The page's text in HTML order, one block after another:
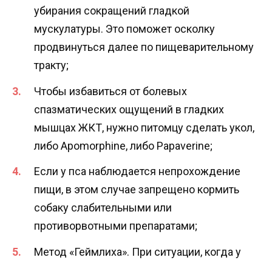
убирания сокращений гладкой
мускулатуры. Это поможет осколку
продвинуться далее по пищеварительному
тракту;
Чтобы избавиться от болевых
спазматических ощущений в гладких
мышцах ЖКТ, нужно питомцу сделать укол,
либо Apomorphine, либо Papaverine;
Если у пса наблюдается непрохождение
пищи, в этом случае запрещено кормить
собаку слабительными или
противорвотными препаратами;
Метод «Геймлиха». При ситуации, когда у